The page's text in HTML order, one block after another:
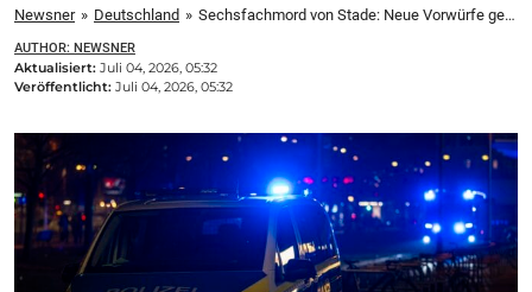
Newsner » Deutschland » Sechsfachmord von Stade: Neue Vorwürfe gegen den Täter und wachsendes Politikum um SPD-Verbindung
AUTHOR: NEWSNER
Aktualisiert: Juli 04, 2026, 05:32
Veröffentlicht: Juli 04, 2026, 05:32